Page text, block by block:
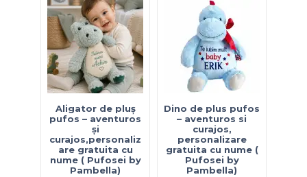
Aligator de pluș
pufos – aventuros
și
curajos,personaliz
are gratuita cu
nume ( Pufosei by
Pambella)
Dino de plus pufos
– aventuros si
curajos,
personalizare
gratuita cu nume (
Pufosei by
Pambella)